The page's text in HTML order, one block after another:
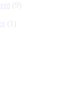
(9)
(1)